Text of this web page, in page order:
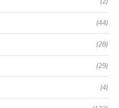
(44)
(28)
(29)
(4)